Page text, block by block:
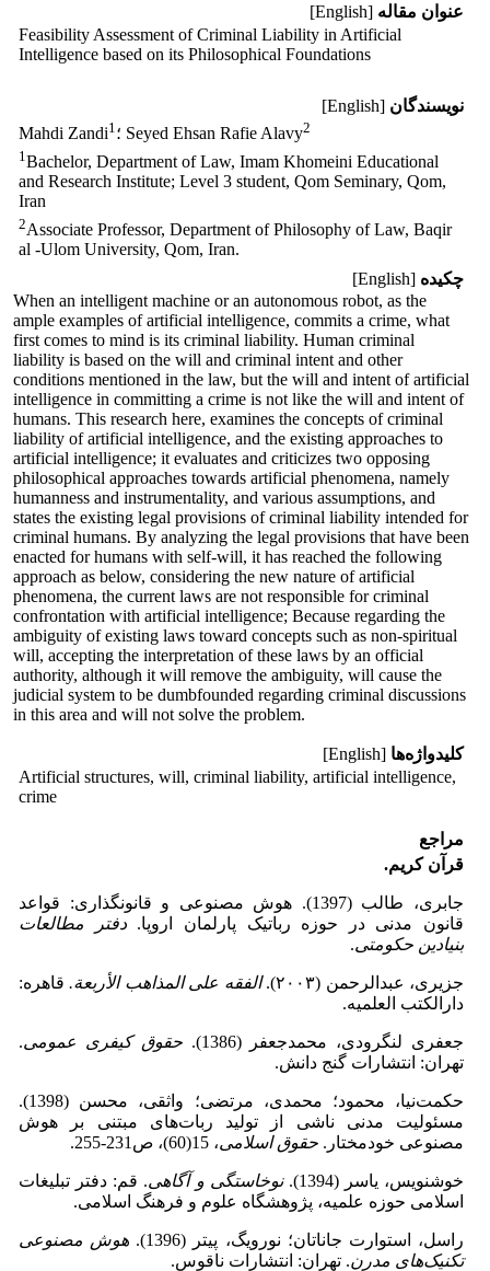
عنوان مقاله [English]
Feasibility Assessment of Criminal Liability in Artificial
Intelligence based on its Philosophical Foundations
نویسندگان [English]
Mahdi Zandi1 ؛ Seyed Ehsan Rafie Alavy2
1 Bachelor, Department of Law, Imam Khomeini Educational
and Research Institute; Level 3 student, Qom Seminary, Qom,
Iran
2Associate Professor, Department of Philosophy of Law, Baqir
al -Ulom University, Qom, Iran.
چکیده [English]
When an intelligent machine or an autonomous robot, as the
ample examples of artificial intelligence, commits a crime, what
first comes to mind is its criminal liability. Human criminal
liability is based on the will and criminal intent and other
conditions mentioned in the law, but the will and intent of artificial
intelligence in committing a crime is not like the will and intent of
humans. This research here, examines the concepts of criminal
liability of artificial intelligence, and the existing approaches to
artificial intelligence; it evaluates and criticizes two opposing
philosophical approaches towards artificial phenomena, namely
humanness and instrumentality, and various assumptions, and
states the existing legal provisions of criminal liability intended for
criminal humans. By analyzing the legal provisions that have been
enacted for humans with self-will, it has reached the following
approach as below, considering the new nature of artificial
phenomena, the current laws are not responsible for criminal
confrontation with artificial intelligence; Because regarding the
ambiguity of existing laws toward concepts such as non-spiritual
will, accepting the interpretation of these laws by an official
authority, although it will remove the ambiguity, will cause the
judicial system to be dumbfounded regarding criminal discussions
in this area and will not solve the problem.
کلیدواژه‌ها [English]
Artificial structures, will, criminal liability, artificial intelligence,
crime
مراجع
قرآن کریم.
جابری، طالب (1397). هوش مصنوعی و قانونگذاری: قواعد
قانون مدنی در حوزه رباتیک پارلمان اروپا.دفتر مطالعات
بنیادین حکومتی.
جزیری، عبدالرحمن (۲۰۰۳). الفقه علی المذاهب الأربعة.قاهره:
دارالکتب العلمیه.
جعفری لنگرودی، محمدجعفر (1386). حقوق کیفری عمومی.
تهران: انتشارات گنج دانش.
حکمت‌نیا، محمود؛ محمدی، مرتضی؛ واثقی، محسن (1398).
مسئولیت مدنی ناشی از تولید ربات‌های مبتنی بر هوش
مصنوعی خودمختار. حقوق اسلامی، 15(60)، ص231-255.
خوشنویس، یاسر (1394). نوخاستگی و آگاهی. قم: دفتر تبلیغات
اسلامی حوزه علمیه، پژوهشگاه علوم و فرهنگ اسلامی.
راسل، استوارت جاناتان؛ نورویگ، پیتر (1396).
هوش مصنوعی
تکنیک‌های مدرن. تهران: انتشارات ناقوس.